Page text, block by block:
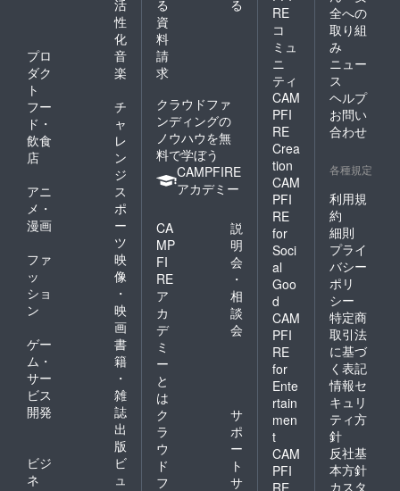
活
性
化
プロ
ダク
ト
音
楽
フー
ド・
飲食
店
チ
ャ
レ
ン
ジ
アニ
メ・
漫画
ス
ポ
ー
ツ
ファ
ッ
ショ
ン
映
像
・
映
画
ゲー
ム・
サー
ビス
開発
書
籍
・
雑
誌
出
版
ビジ
ネ
ビ
ュ
る
る
資
料
請
求
クラウドファ
ンディングの
ノウハウを無
料で学ぼう
CAMPFIRE
アカデミー
CA
MP
FI
RE
ア
カ
デ
ミ
ー
と
は
説
明
会
・
相
談
会
ク
ラ
ウ
ド
フ
サ
ポ
ー
ト
サ
RE
コ
ミュ
ニ
ティ
CAM
PFI
RE
Crea
tion
CAM
PFI
RE
for
Soci
al
Goo
d
CAM
PFI
RE
for
Ente
rtain
men
t
CAM
PFI
RE
全への
取り組
み
ニュー
ス
ヘルプ
お問い
合わせ
各種規定
利用規
約
細則
プライ
バシー
ポリ
シー
特定商
取引法
に基づ
く表記
情報セ
キュリ
ティ方
針
反社基
本方針
カスタ